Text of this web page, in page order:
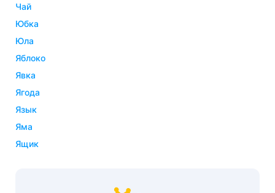
чай
юбка
юла
яблоко
явка
ягода
язык
яма
ящик